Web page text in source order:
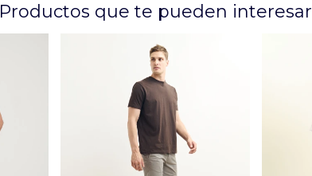
Productos que te pueden interesar